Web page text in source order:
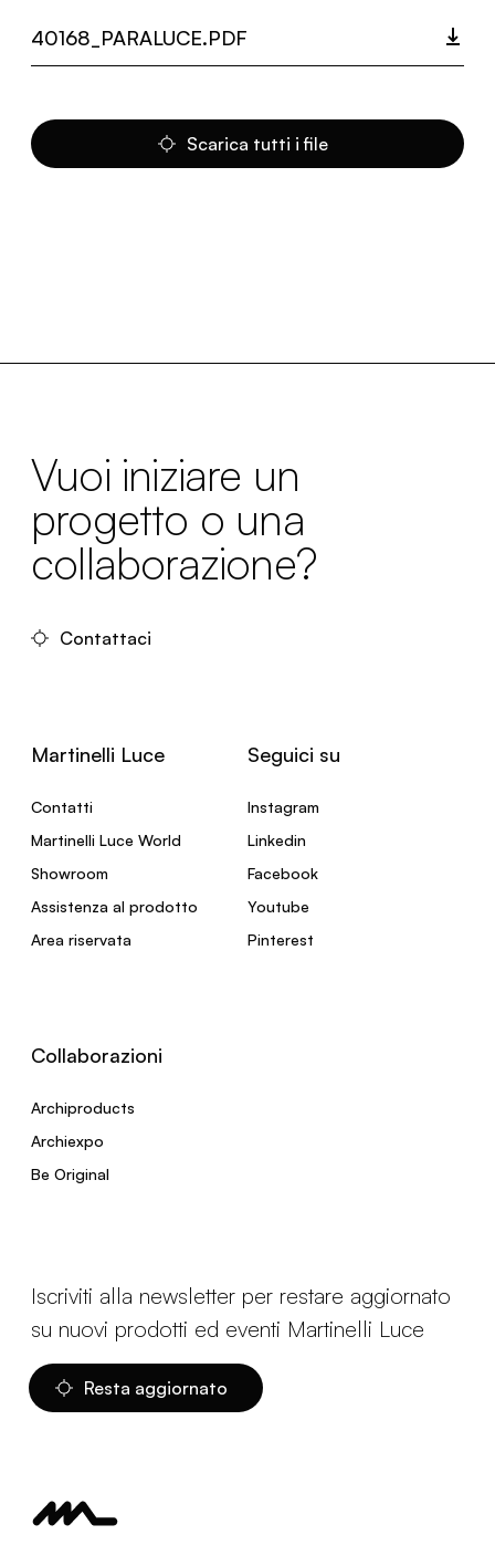
40168_PARALUCE.PDF
Scarica tutti i file
Vuoi iniziare un
progetto o una
collaborazione?
Contattaci
Martinelli Luce
Contatti
Martinelli Luce World
Showroom
Assistenza al prodotto
Area riservata
Seguici su
Instagram
Linkedin
Facebook
Youtube
Pinterest
Collaborazioni
Archiproducts
Archiexpo
Be Original
Iscriviti alla newsletter per restare aggiornato
su nuovi prodotti ed eventi Martinelli Luce
Resta aggiornato